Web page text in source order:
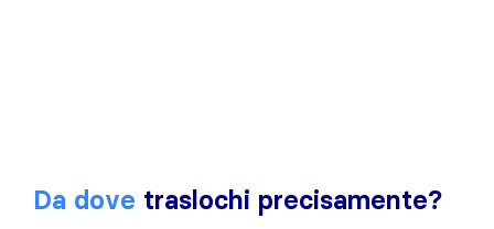
Da dove traslochi precisamente?